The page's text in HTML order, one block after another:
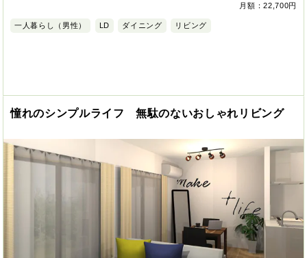
月額：22,700円
一人暮らし（男性） LD ダイニング リビング
憧れのシンプルライフ 無駄のないおしゃれリビング